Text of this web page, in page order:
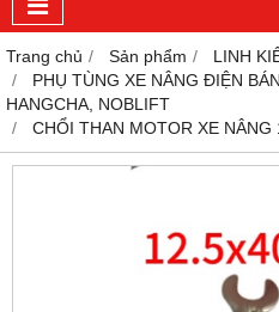
Trang chủ Sản phẩm
LINH
PHỤ TÙNG XE NÂNG ĐIỆN
HANGCHA, NOBLIFT
CHỔI THAN MOTOR XE NÂNG